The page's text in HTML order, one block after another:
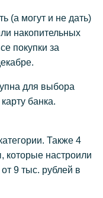
(а могут и не дать)
накопительных
покупки за
для выбора
банка.
Также 4
которые настроили
9 тыс. рублей в